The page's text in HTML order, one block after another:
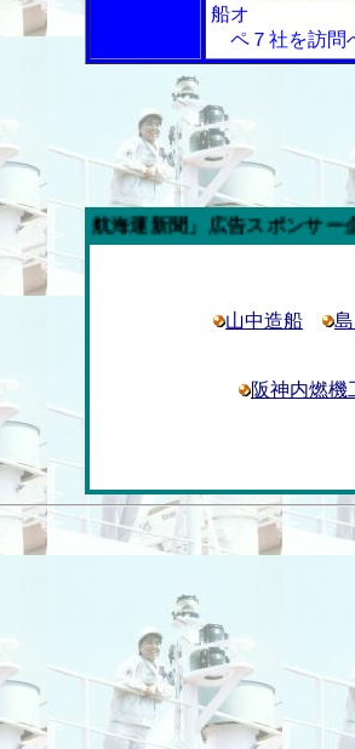
船オ
ペ７社を訪問
新聞」広告スポンサー企業
山中造船
阪神内燃機